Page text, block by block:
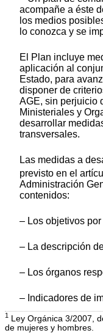
acompañe a éste
los medios
lo conozca y se
El Plan incluye
aplicación al
Estado, para
disponer de
AGE, sin perjuicio
Ministeriales y
desarrollar
transversales.
Las medidas a
previsto en el
Administración
contenidos:
‒ Los objetivos por
‒ La descripción
‒ Los órganos
‒ Indicadores de
1 Ley Orgánica 3/2007,
de mujeres y hombres.